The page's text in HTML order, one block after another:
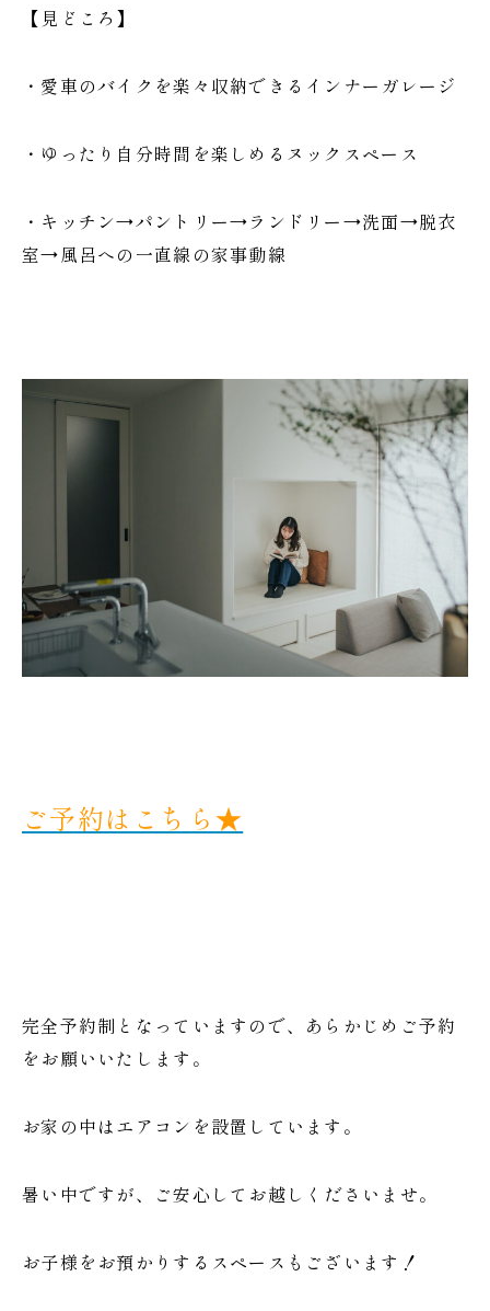
【見どころ】
・愛車のバイクを楽々収納できるインナーガレージ
・ゆったり自分時間を楽しめるヌックスペース
・キッチン→パントリー→ランドリー→洗面→脱衣
室→風呂への一直線の家事動線
ご予約はこちら★
完全予約制となっていますので、あらかじめご予約
をお願いいたします。
お家の中はエアコンを設置しています。
暑い中ですが、ご安心してお越しくださいませ。
お子様をお預かりするスペースもございます！